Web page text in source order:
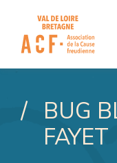
BUG
FAYET